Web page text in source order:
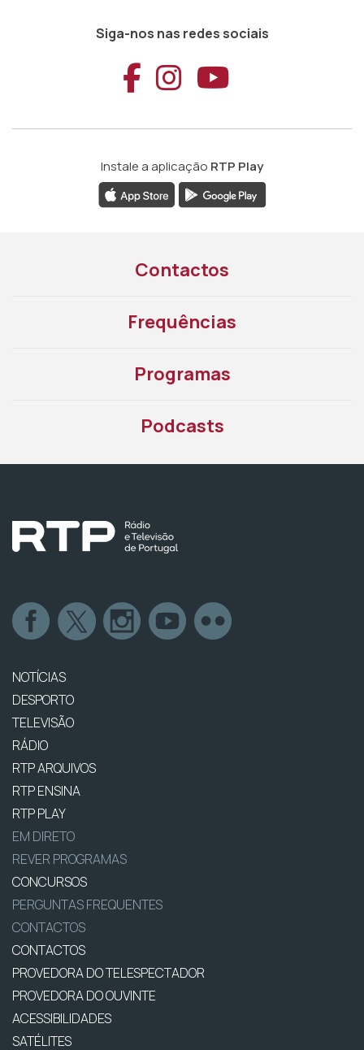
Siga-nos nas redes sociais
Aceder ao
Aceder ao
Aceder
Instale a aplicação RTP Play
Contactos
Frequências
Programas
Podcasts
NOTÍCIAS
DESPORTO
TELEVISÃO
RÁDIO
RTP ARQUIVOS
RTP ENSINA
RTP PLAY
EM DIRETO
REVER PROGRAMAS
CONCURSOS
PERGUNTAS FREQUENTES
CONTACTOS
CONTACTOS
PROVEDORA DO TELESPECTADOR
PROVEDORA DO OUVINTE
ACESSIBILIDADES
SATÉLITES